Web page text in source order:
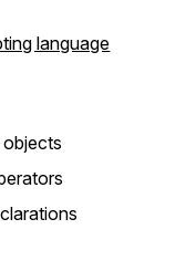
language